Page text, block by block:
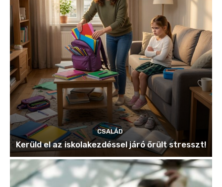
CSALÁD
Kerüld el az iskolakezdéssel járó őrült stresszt!